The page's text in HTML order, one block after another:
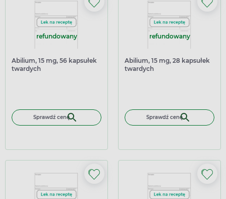
refundowany
Abilium, 15 mg, 56 kapsułek
twardych
Sprawdź cenę
refundowany
Abilium, 15 mg, 28 kapsułek
twardych
Sprawdź cenę